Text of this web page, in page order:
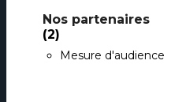
Nos partenaires
(2)
Mesure d'audience
Réalités
de la
hospitaliers
internes et